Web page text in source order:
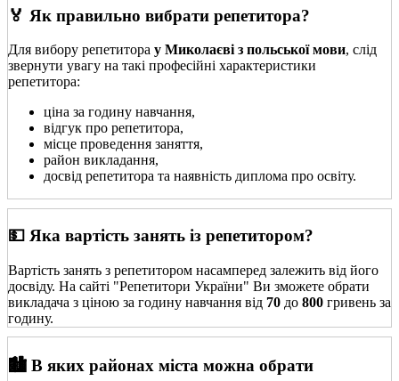
🏅 Як правильно вибрати репетитора?
Для вибору репетитора у Миколаєві з польської мови, слід
звернути увагу на такі професійні характеристики
репетитора:
ціна за годину навчання,
відгук про репетитора,
місце проведення заняття,
район викладання,
досвід репетитора та наявність диплома про освіту.
💵 Яка вартість занять із репетитором?
Вартість занять з репетитором насамперед залежить від його
досвіду. На сайті "Репетитори України" Ви зможете обрати
викладача з ціною за годину навчання від 70 до 800 гривень за
годину.
🏙️ В яких районах міста можна обрати